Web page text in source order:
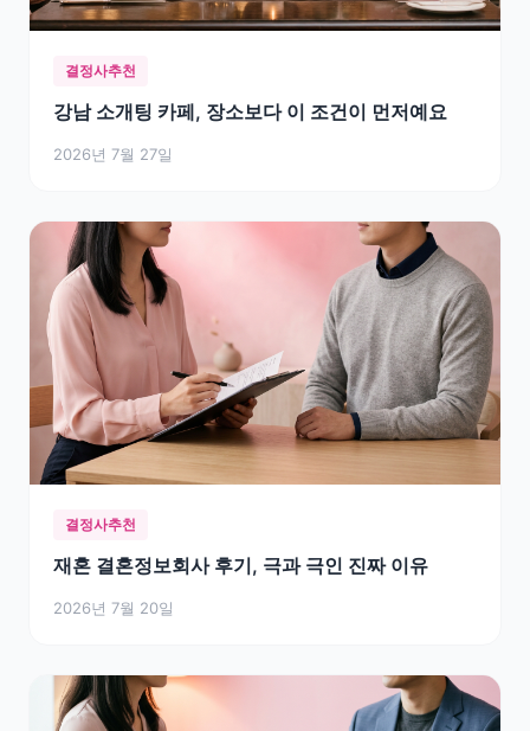
결정사추천
강남 소개팅 카페, 장소보다 이 조건이 먼저예요
2026년 7월 27일
결정사추천
재혼 결혼정보회사 후기, 극과 극인 진짜 이유
2026년 7월 20일